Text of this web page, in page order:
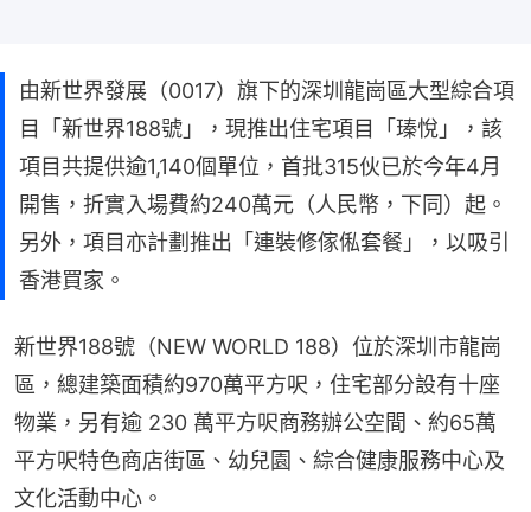
由新世界發展（0017）旗下的深圳龍崗區大型綜合項
目「新世界188號」，現推出住宅項目「瑧悅」，該
項目共提供逾1,140個單位，首批315伙已於今年4月
開售，折實入場費約240萬元（人民幣，下同）起。
另外，項目亦計劃推出「連裝修傢俬套餐」，以吸引
香港買家。
新世界188號（NEW WORLD 188）位於深圳市龍崗
區，總建築面積約970萬平方呎，住宅部分設有十座
物業，另有逾 230 萬平方呎商務辦公空間、約65萬
平方呎特色商店街區、幼兒園、綜合健康服務中心及
文化活動中心。